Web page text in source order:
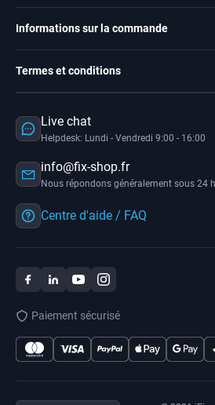
Informations sur la commande
Termes et conditions
Live chat
Helpdesk: Lundi - Vendredi 9:00 - 16:00
info@fix-shop.fr
Nous répondons généralement sous 24
Centre d'aide / FAQ
Paiement sécurisé